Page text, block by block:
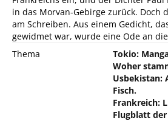
in das Morvan-Gebirge zurück. Doch
am Schreiben. Aus einem Gedicht,
gewidmet war, wurde eine Ode an
Thema
Tokio:
Woher
Usbekistan:
Fisch.
Frankreich:
Flugblatt der